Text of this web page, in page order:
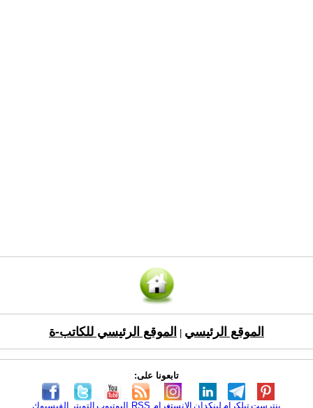
الموقع الرئيسي الموقع الرئيسي للكاتب-ة
تابعونا على:
الفيسبوك التويتر اليوتيوب RSS الانستغرام لينكدإن تيلكرامبنترست